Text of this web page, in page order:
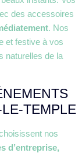
des accessoires
. Nos
et festive à vos
naturelles de la
LE-TEMPLE
nos
d’entreprise,